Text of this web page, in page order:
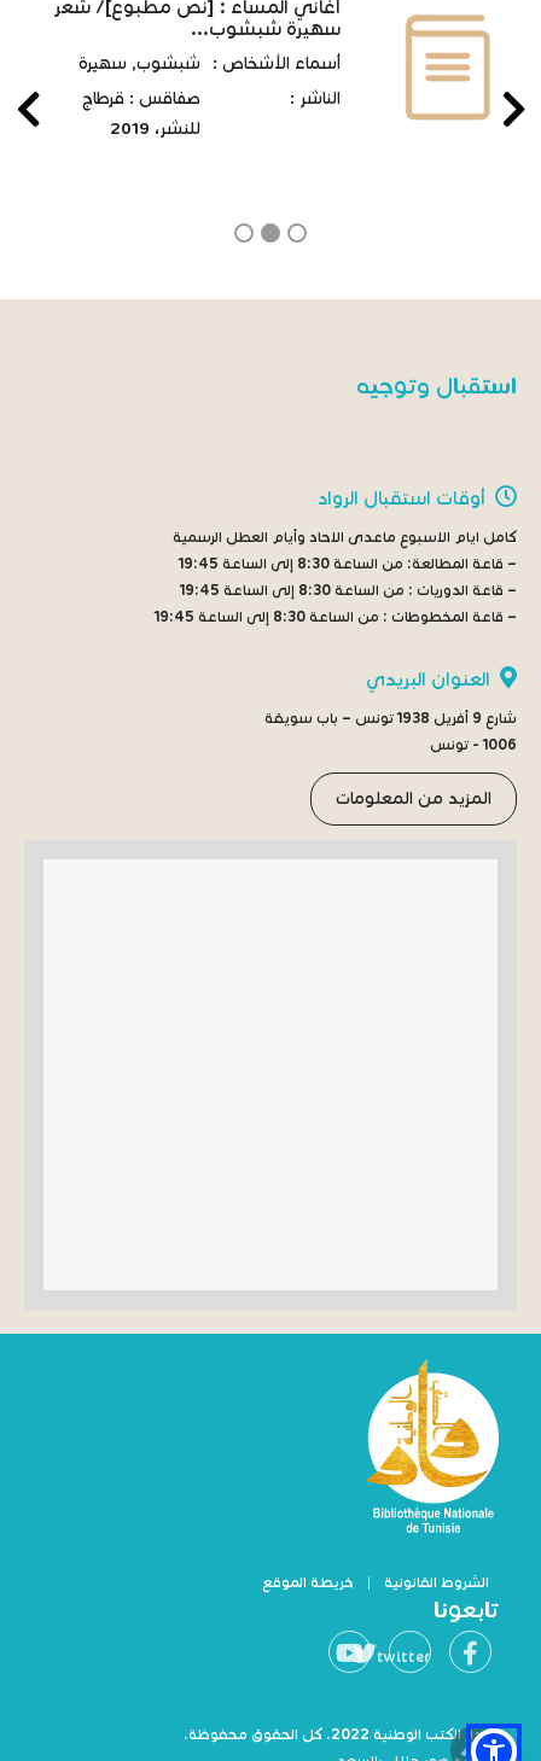
أغاني المساء : [نص مطبوع]‏/ ‏شعر
سهيرة شبشوب...
أسماء الأشخاص :
شبشوب, ‏سهيرة‏
الناشر :
صفاقس : قرطاج
للنشر‏، ‏2019
استقبال وتوجيه
أوقات استقبال الرواد
كامل ايام الاسبوع ماعدى الاحاد وأيام العطل الرسمية
– قاعة المطالعة: من الساعة 8:30 إلى الساعة 19:45
– قاعة الدوريات : من الساعة 8:30 إلى الساعة 19:45
– قاعة المخطوطات : من الساعة 8:30 إلى الساعة 19:45
العنوان البريدي
شارع 9 أفريل 1938 تونس – باب سويقة
1006 - تونس
المزيد من المعلومات
الشروط القانونية | خريطة الموقع
تابعونا
twitter
© دار الكتب الوطنية 2022. كل الحقوق محفوظة.